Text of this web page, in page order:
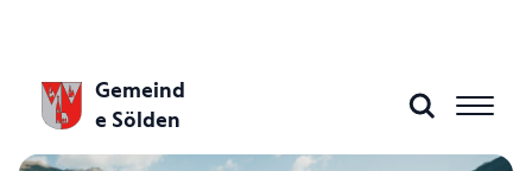
Gemeind
e Sölden